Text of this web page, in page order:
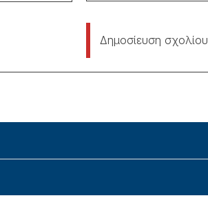
Δημοσίευση σχολίου